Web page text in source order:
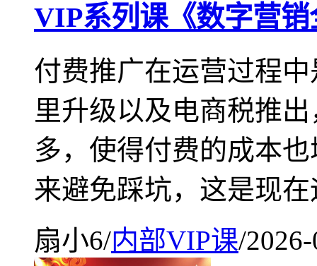
VIP系列课《数字营
付费推广在运营过程
里升级以及电商税推
多，使得付费的成本
来避免踩坑，这是现在
扇小6/内部VIP课/